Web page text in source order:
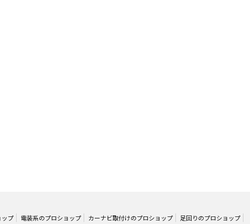
ップ 電装系のプロショップ カーナビ取付けのプロショップ
足回りのプロショップ